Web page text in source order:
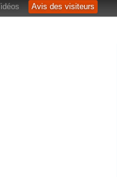
Avis des visiteurs